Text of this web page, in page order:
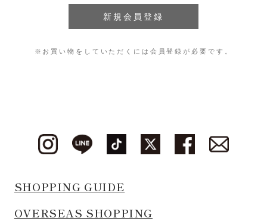
※お買い物をしていただくには会員登録が必要です。
SHOPPING GUIDE
OVERSEAS SHOPPING